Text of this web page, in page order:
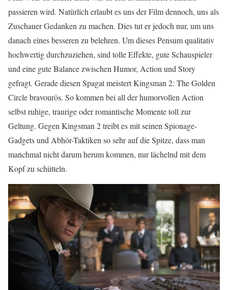
passieren wird. Natürlich erlaubt es uns der Film dennoch, uns als
Zuschauer Gedanken zu machen. Dies tut er jedoch nur, um uns
danach eines besseren zu belehren. Um dieses Pensum qualitativ
hochwertig durchzuziehen, sind tolle Effekte, gute Schauspieler
und eine gute Balance zwischen Humor, Action und Story
gefragt. Gerade diesen Spagat meistert Kingsman 2: The Golden
Circle bravourös. So kommen bei all der humorvollen Action
selbst ruhige, traurige oder romantische Momente toll zur
Geltung. Gegen Kingsman 2 treibt es mit seinen Spionage-
Gadgets und Abhör-Taktiken so sehr auf die Spitze, dass man
manchmal nicht darum herum kommen, nur lächelnd mit dem
Kopf zu schütteln.